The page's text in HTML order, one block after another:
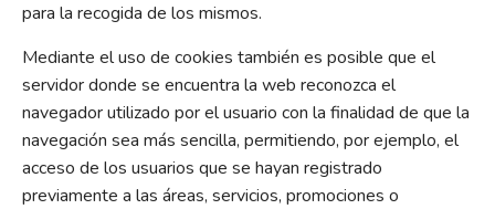
para la recogida de los mismos.
Mediante el uso de cookies también es posible que el
servidor donde se encuentra la web reconozca el
navegador utilizado por el usuario con la finalidad de que la
navegación sea más sencilla, permitiendo, por ejemplo, el
acceso de los usuarios que se hayan registrado
previamente a las áreas, servicios, promociones o